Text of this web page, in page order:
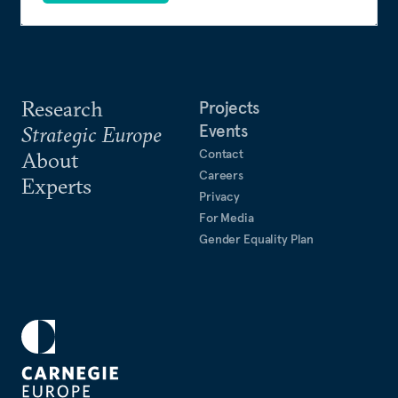
Research
Strategic Europe
About
Experts
Projects
Events
Contact
Careers
Privacy
For Media
Gender Equality Plan